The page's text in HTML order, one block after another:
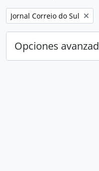
Remove filter:
Jornal Correio do Sul
Opciones